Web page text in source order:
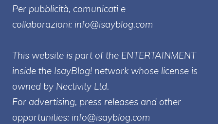
Per pubblicità, comunicati e
collaborazioni: info@isayblog.com
This website is part of the ENTERTAINMENT
inside the IsayBlog! network whose license is
owned by Nectivity Ltd.
For advertising, press releases and other
opportunities: info@isayblog.com